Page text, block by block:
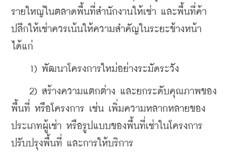
รายใหญ่ในตลาดพื้นที่สำนักงานให้เช่า และพื้นที่ค้า
ปลีกให้เช่าควรเน้นให้ความสำคัญในระยะข้างหน้า
ได้แก่
1) พัฒนาโครงการใหม่อย่างระมัดระวัง
2) สร้างความแตกต่าง และยกระดับคุณภาพของ
พื้นที่ หรือโครงการ เช่น เพิ่มความหลากหลายของ
ประเภทผู้เช่า หรือรูปแบบของพื้นที่เช่าในโครงการ
ปรับปรุงพื้นที่ และการให้บริการ